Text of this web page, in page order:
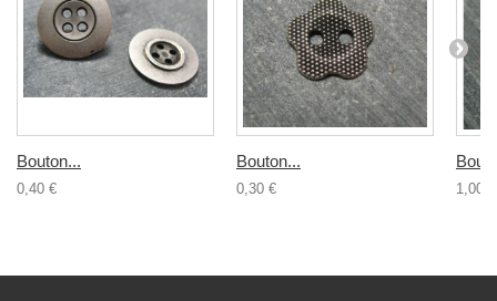
Bouton...
0,40 €
Bouton...
0,30 € 1,00 €